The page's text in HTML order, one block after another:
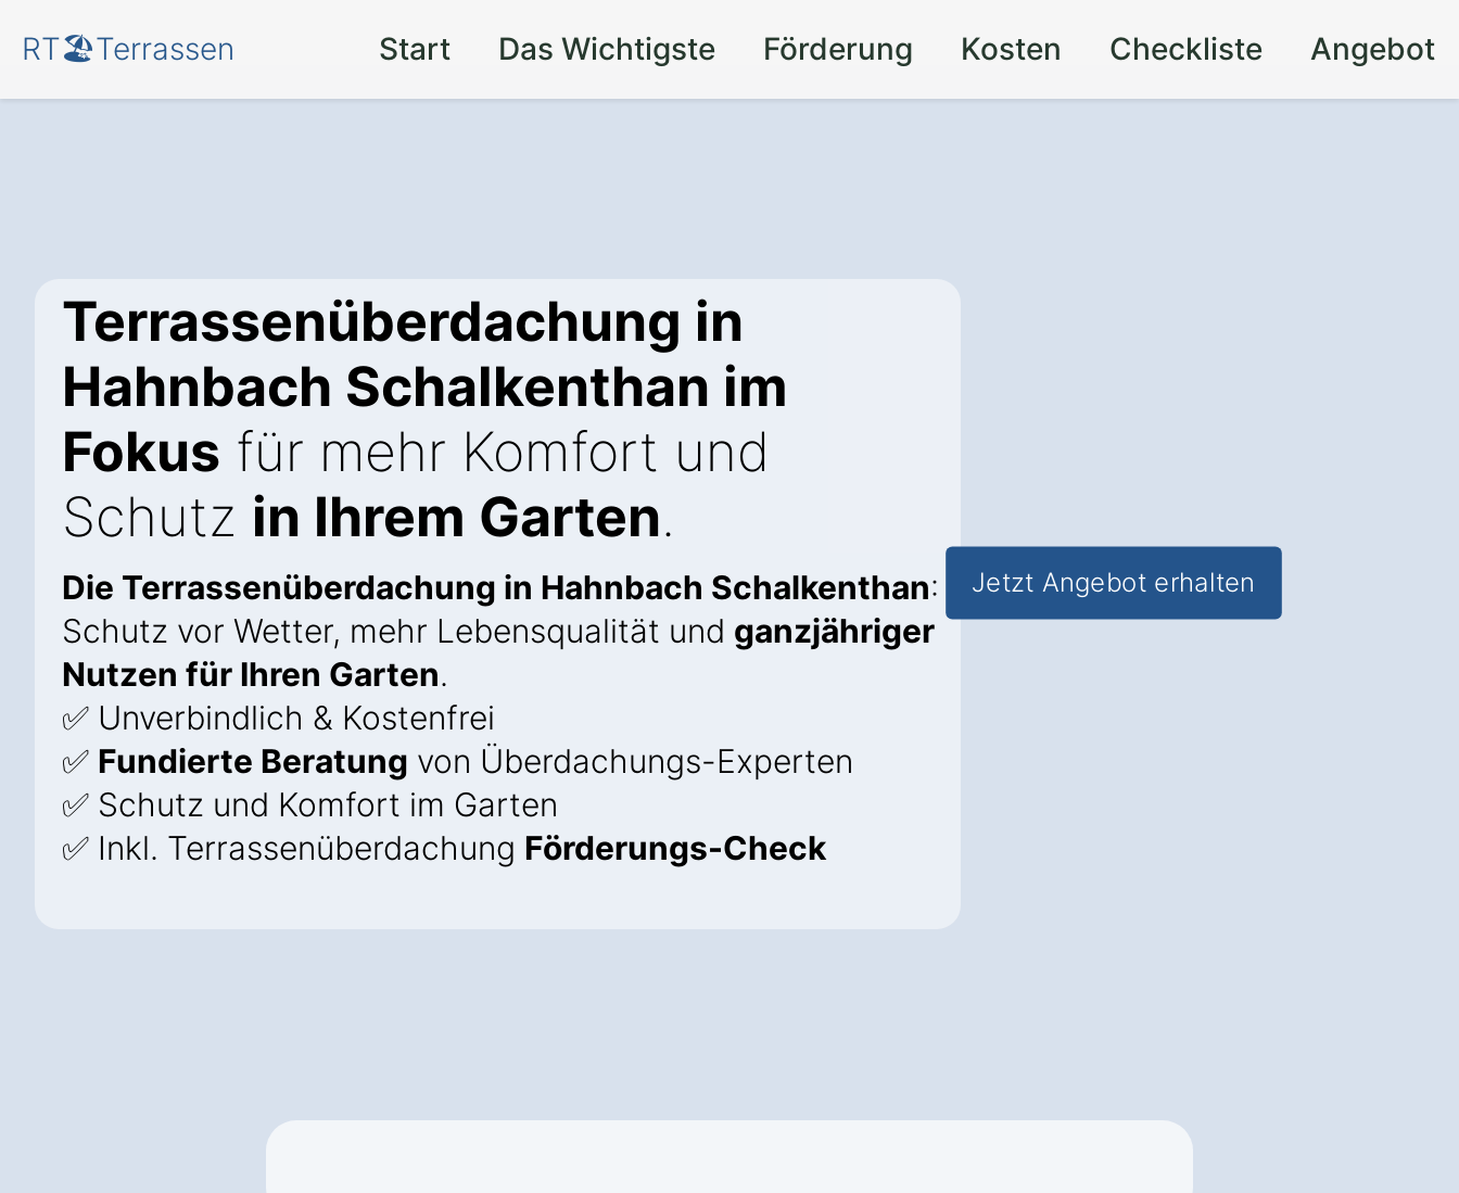
RT🏖️Terrassen Start Das Wichtigste Förderung Kosten Checkliste Angebot
Terrassenüberdachung in
Hahnbach Schalkenthan im
Fokus für mehr Komfort und
Schutz in Ihrem Garten.
Die Terrassenüberdachung in Hahnbach Schalkenthan:
Schutz vor Wetter, mehr Lebensqualität und ganzjähriger
Nutzen für Ihren Garten.
✅ Unverbindlich & Kostenfrei
✅ Fundierte Beratung von Überdachungs-Experten
✅ Schutz und Komfort im Garten
✅ Inkl. Terrassenüberdachung Förderungs-Check
Jetzt Angebot erhalten